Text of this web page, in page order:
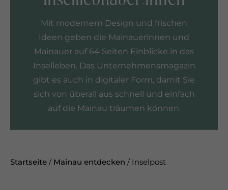
Mit modernem Design und frischen
Ideen geben die Mainauerinnen und
Mainauer auf 64 Seiten Einblicke in das
Inselleben. Das Unternehmensmagazin
gibt es auch in digitaler Form, damit Sie
sich von überall aus schnell und einfach
auf die Mainau träumen können.
Startseite / Mainau entdecken / Inselpost